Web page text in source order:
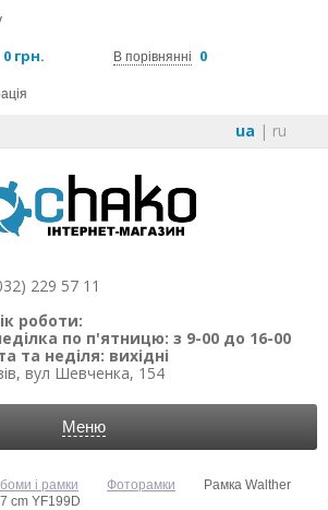
0 грн. В порівнянні 0
ua | ru
229 57 11
роботи:
по п'ятницю: з 9-00 до 16-00
та неділя: вихідні
вул Шевченка, 154
Меню
і рамки Фоторамки
Рамка Walther
cm YF199D